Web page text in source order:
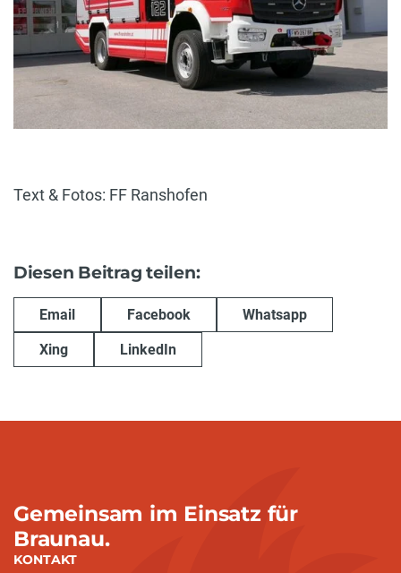
Text & Fotos: FF Ranshofen
Diesen Beitrag teilen:
Email Facebook Whatsapp
Xing LinkedIn
Gemeinsam im Einsatz für
Braunau.
KONTAKT